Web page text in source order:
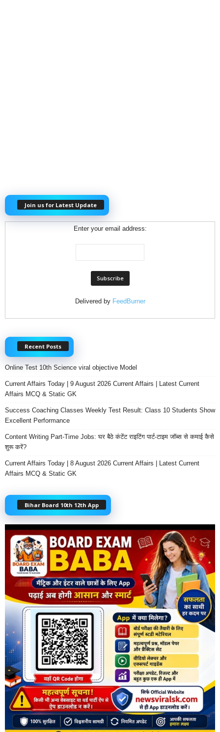
Join us for Latest Update
Enter your email address:
Delivered by FeedBurner
Recent Posts
Online Test 10th Science viral objective Model
Current Affairs Today | 9 August 2026 Current Affairs | Latest Current
Affairs MCQ & Static GK
Success Coaching Classes Weekly Test Result: Class 10 Students Show
Excellent Performance
Content Writing Part-Time Jobs: घर बैठे कंटेंट राइटिंग पार्ट-टाइम जॉब्स से कमाई कैसे
शुरू करें?
Current Affairs Today | 8 August 2026 Current Affairs | Latest Current
Affairs MCQ & Static GK
Bihar Board 10th 12th App